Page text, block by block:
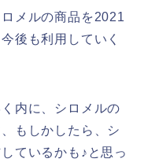
メルの商品を2021
後も利用していく
内に、シロメルの
もしかしたら、シ
ているかも♪と思っ